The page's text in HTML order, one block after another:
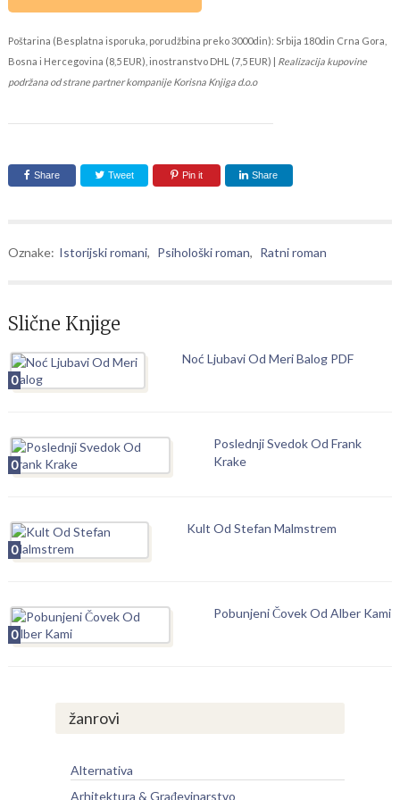
Poštarina (Besplatna isporuka, porudžbina preko 3000din): Srbija 180din Crna Gora,
Bosna i Hercegovina (8,5 EUR), inostranstvo DHL (7,5 EUR) | Realizacija kupovine
podržana od strane partner kompanije Korisna Knjiga d.o.o
Share Tweet Pin it Share
Oznake: Istorijski romani, Psihološki roman, Ratni roman
Slične Knjige
0
Noć Ljubavi Od Meri Balog PDF
0
Poslednji Svedok Od Frank
Krake
0
Kult Od Stefan Malmstrem
0
Pobunjeni Čovek Od Alber Kami
žanrovi
Alternativa
Arhitektura & Građevinarstvo